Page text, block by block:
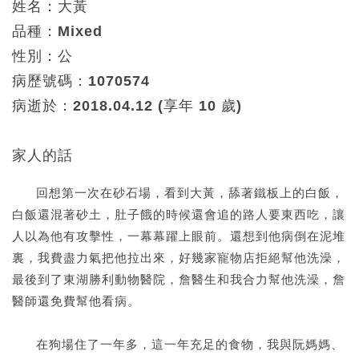
姓名：大黃
品種：Mixed
性別：公
病歷號碼：1070574
病逝於：2018.04.12 (享年 10 歲)
家人的話
回想第一次在砂石場，看到大黃，舔著鐵板上的白飯，
白飯還混著砂土，肚子餓的時候還會追的路人要東西吃，讓
人以為他有攻擊性，一幕幕躍上眼前。還想到他病倒在泥堆
裏，我費盡力氣把他拉出來，好幾家寵物店拒絕幫他洗澡，
最後到了東湖勝利動物醫院，詹醫生和我合力幫他洗澡，詹
醫師還免費幫他看病。
在狗場住了一年多，這一年充足的食物，我與阮媽媽、